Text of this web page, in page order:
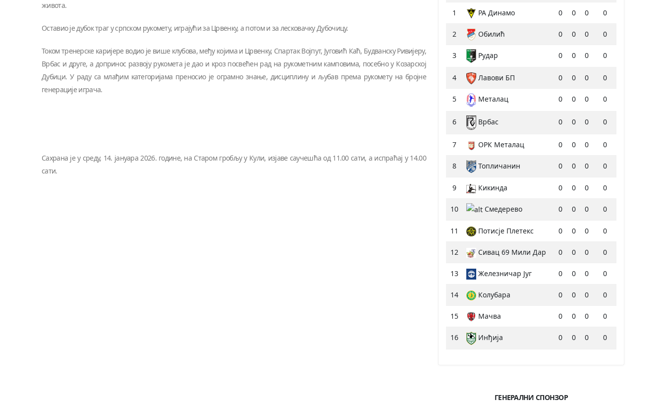
живота.
Оставио је дубок траг у српском рукомету, играјући за Црвенку, а потом и за лесковачку Дубочицу.
Током тренерске каријере водио је више клубова, међу којима и Црвенку, Спартак Војпут, Југовић Каћ, Будванску Ривијеру,
Врбас и друге, а допринос развоју рукомета је дао и кроз посвећен рад на рукометним камповима, посебно у Козарској
Дубици. У раду са млађим категоријама преносио је ограмно знање, дисциплину и љубав према рукомету на бројне
генерације играча.
Сахрана је у среду, 14. јануара 2026. године, на Старом гробљу у Кули, изјаве саучешћа од 11.00 сати, а испраћај у 14.00
сати.
1 РА Динамо 0 0 0 0
2 Обилић 0 0 0 0
3 Рудар 0 0 0 0
4 Лавови БП 0 0 0 0
5 Металац 0 0 0 0
6 Врбас 0 0 0 0
7 ОРК Металац 0 0 0 0
8 Топличанин 0 0 0 0
9 Кикинда 0 0 0 0
10 Смедерево 0 0 0 0
11 Потисје Плетекс 0 0 0 0
12 Сивац 69 Мили Дар 0 0 0 0
13 Железничар Југ 0 0 0 0
14 Колубара 0 0 0 0
15 Мачва 0 0 0 0
16 Инђија 0 0 0 0
ГЕНЕРАЛНИ СПОНЗОР